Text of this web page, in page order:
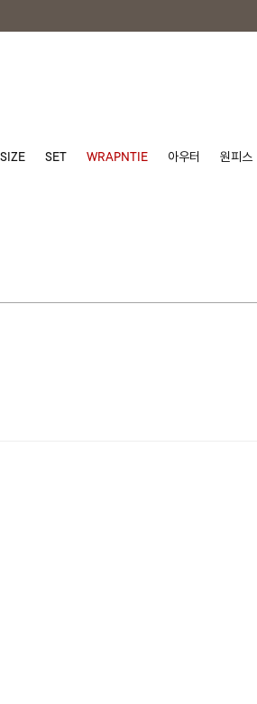
SET WRAPNTIE 아우터 원피스